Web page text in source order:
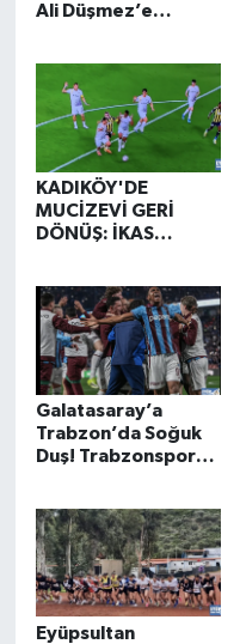
Ali Düşmez’e
KADIKÖY'DE
MUCİZEVİ GERİ
DÖNÜŞ: İKAS
Galatasaray’a
Trabzon’da Soğuk
Duş! Trabzonspor
Eyüpsultan